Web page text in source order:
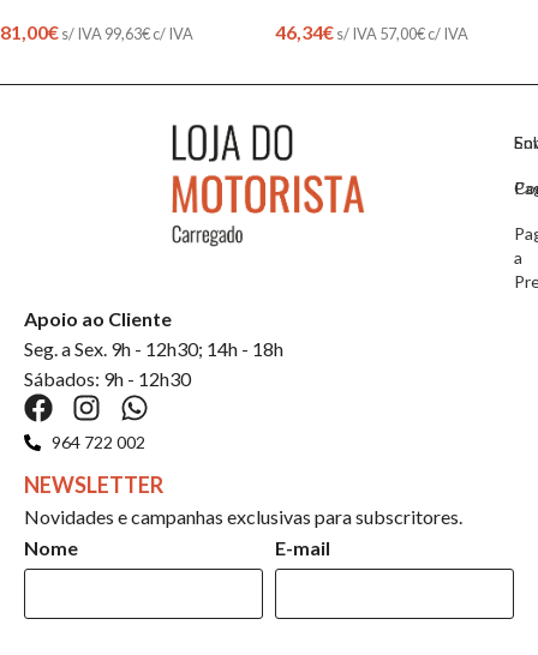
81,00€s/ IVA 99,63€c/ IVA 46,34€s/ IVA 57,00€c/ IVA
a
Apoio ao Cliente
Seg. a Sex. 9h - 12h30; 14h - 18h
Sábados: 9h - 12h30
964 722 002
NEWSLETTER
Novidades e campanhas exclusivas para subscritores.
Nome
E-mail